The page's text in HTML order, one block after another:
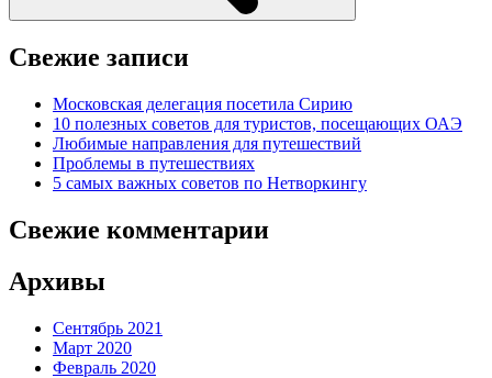
Свежие записи
Московская делегация посетила Сирию
10 полезных советов для туристов, посещающих ОАЭ
Любимые направления для путешествий
Проблемы в путешествиях
5 самых важных советов по Нетворкингу
Свежие комментарии
Архивы
Сентябрь 2021
Март 2020
Февраль 2020